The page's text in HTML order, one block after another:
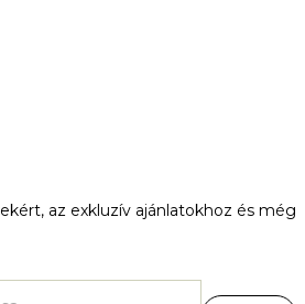
az exkluzív ajánlatokhoz és még